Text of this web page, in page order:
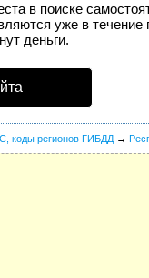
в поиске
уже в
деньги.
коды регионов ГИБДД →